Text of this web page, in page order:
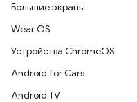
Большие экраны
Wear OS
Устройства ChromeOS
Android for Cars
Android TV